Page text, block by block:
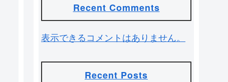
Recent Comments
表示できるコメントはありません。
Recent Posts